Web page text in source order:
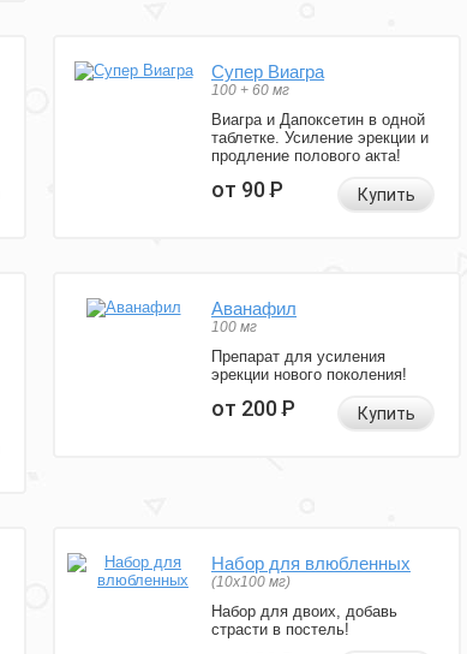
Супер Виагра
100 + 60 мг
Виагра и Дапоксетин в одной
таблетке. Усиление эрекции и
продление полового акта!
от 90Р Купить
Аванафил
100 мг
Препарат для усиления
эрекции нового поколения!
от 200Р Купить
Набор для влюбленных
(10х100 мг)
Набор для двоих, добавь
страсти в постель!